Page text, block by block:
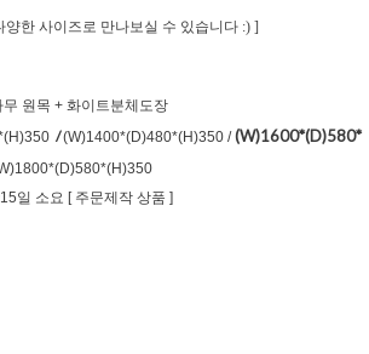
한 사이즈로 만나보실 수 있습니다 :) ]
무 원목 + 화이트분체도장
/(W)1400*(D)480*(H)350 /(W)1600*(D)580*
일 소요 [ 주문제작 상품 ]